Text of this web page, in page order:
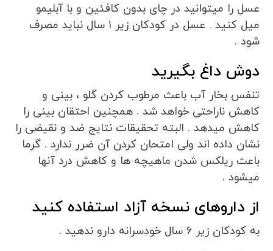
عسل را میتوانید در چای بدون کافئین و با آبلیمو
میل کنید . عسل در کودکان زیر 1 سال نباید مصرف
شود .
دوش داغ بگیرید
تنفس بخار آب باعث مرطوب کردن گلو ، بینی و
کاهش ناراحتی خواهد شد . همچنین احتقان بینی را
کاهش میدهد . البته تحقیقات نتایج ضد و نقیضی را
نشان داده اند ولی امتحان کردن آن ضرر ندارد . گرما
باعث ریلکس شدن ماهیچه ها و کاهش درد آنها
میشود .
از داروهای نسخه آزاد استفاده کنید
به کودکان زیر 6 سال خودسرانه دارو ندهید .